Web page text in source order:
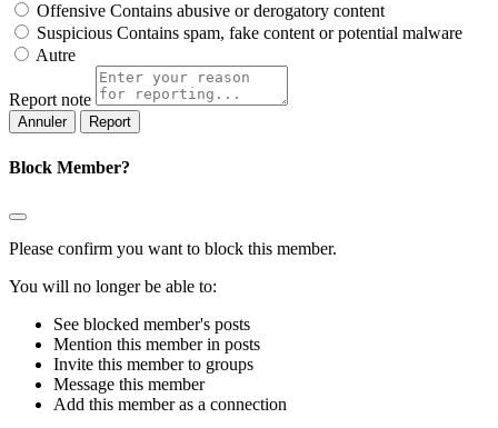
Offensive Contains abusive or derogatory content
Suspicious Contains spam, fake content or potential malware
Autre
Report note
Report
Block Member?
Please confirm you want to block this member.
You will no longer be able to:
See blocked member's posts
Mention this member in posts
Invite this member to groups
Message this member
Add this member as a connection